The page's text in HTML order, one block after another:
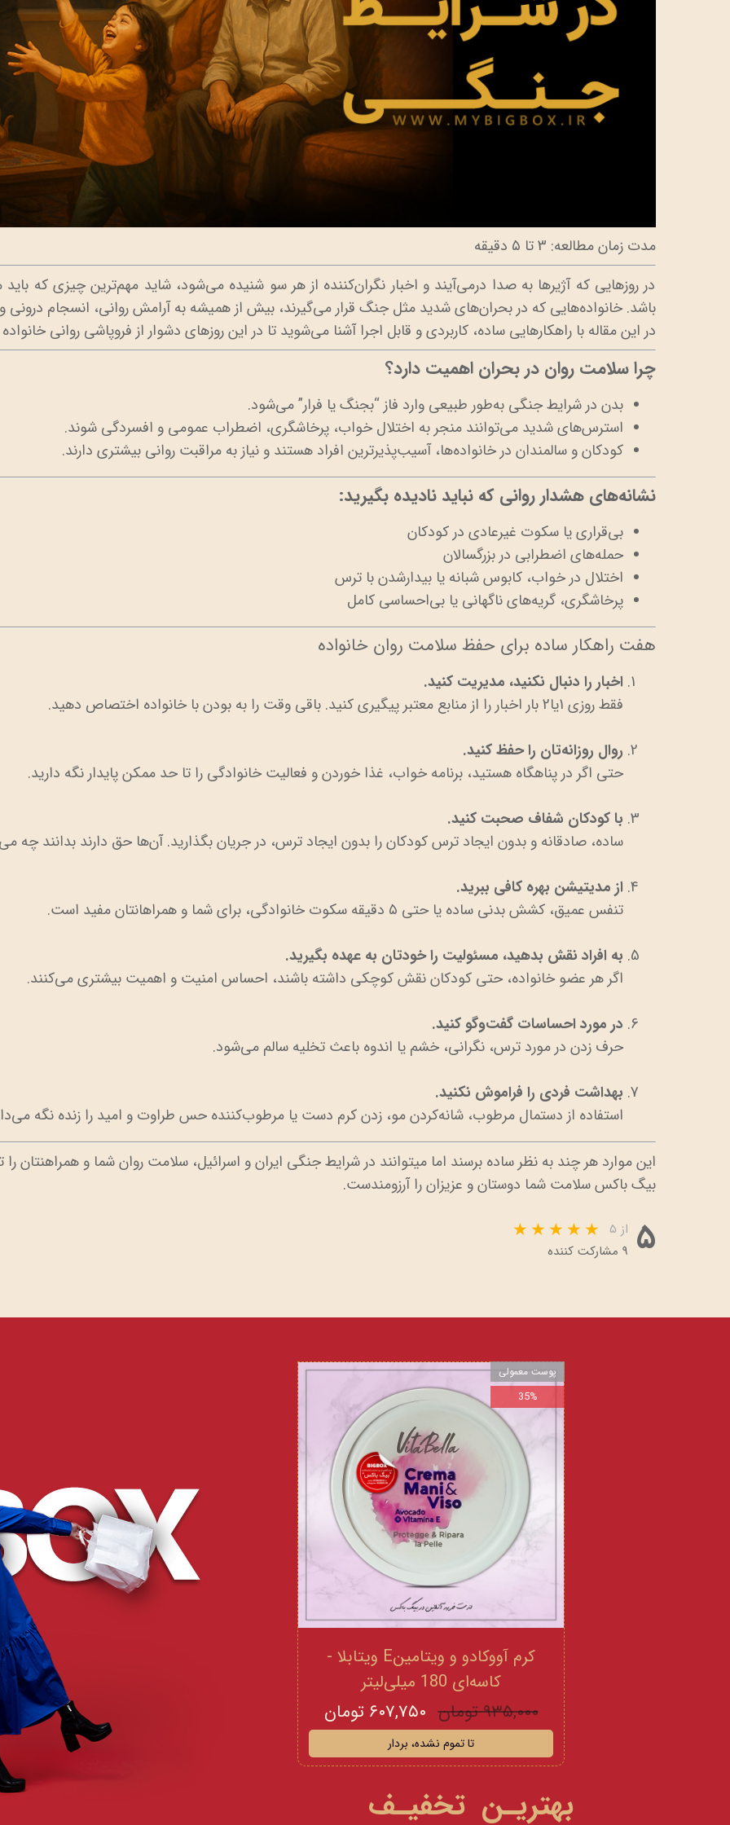
مدت زمان مطالعه: 3 تا ۵ دقیقه
در روزهایی که آژیرها به صدا درمی‌آیند و اخبار نگران‌کننده از هر سو شنیده می‌شود، شاید مهم‌ترین چیزی که
باشد. خانواده‌هایی که در بحران‌های شدید مثل جنگ قرار می‌گیرند، بیش از همیشه به آرامش روانی، انسجام درونی و
در این مقاله با راهکارهایی ساده، کاربردی و قابل اجرا آشنا می‌شوید تا در این روزهای دشوار از فروپاشی روانی
چرا سلامت روان در بحران اهمیت دارد؟
بدن در شرایط جنگی به‌طور طبیعی وارد فاز “بجنگ یا فرار” می‌شود.
استرس‌های شدید می‌توانند منجر به اختلال خواب، پرخاشگری، اضطراب عمومی و افسردگی شوند.
کودکان و سالمندان در خانواده‌ها، آسیب‌پذیرترین افراد هستند و نیاز به مراقبت روانی بیشتری دارند.
نشانه‌های هشدار روانی که نباید نادیده بگیرید:
بی‌قراری یا سکوت غیرعادی در کودکان
حمله‌های اضطرابی در بزرگسالان
اختلال در خواب، کابوس شبانه یا بیدارشدن با ترس
پرخاشگری، گریه‌های ناگهانی یا بی‌احساسی کامل
هفت راهکار ساده برای حفظ سلامت روان خانواده
اخبار را دنبال نکنید، مدیریت کنید.
فقط روزی 1یا2 بار اخبار را از منابع معتبر پیگیری کنید. باقی وقت را به بودن با خانواده اختصاص دهید.
روال روزانه‌تان را حفظ کنید.
حتی اگر در پناهگاه هستید، برنامه خواب، غذا خوردن و فعالیت خانوادگی را تا حد ممکن پایدار نگه دارید.
با کودکان شفاف صحبت کنید.
ساده، صادقانه و بدون ایجاد ترس کودکان را بدون ایجاد ترس، در جریان بگذارید. آن‌ها حق دارند بدانند چه
از مدیتیشن بهره کافی ببرید.
تنفس عمیق، کشش بدنی ساده یا حتی ۵ دقیقه سکوت خانوادگی، برای شما و همراهانتان مفید است.
به افراد نقش بدهید، مسئولیت را خودتان به عهده بگیرید.
اگر هر عضو خانواده، حتی کودکان نقش کوچکی داشته باشند، احساس امنیت و اهمیت بیشتری می‌کنند.
در مورد احساسات گفت‌وگو کنید.
حرف زدن در مورد ترس، نگرانی، خشم یا اندوه باعث تخلیه سالم می‌شود.
بهداشت فردی را فراموش نکنید.
استفاده از دستمال مرطوب، شانه‌کردن مو، زدن کرم دست یا مرطوب‌کننده حس طراوت و امید را زنده نگه
این موارد هر چند به نظر ساده برسند اما میتوانند در شرایط جنگی ایران و اسرائیل، سلامت روان شما و همراهنتان
بیگ باکس سلامت شما دوستان و عزیزان را آرزومندست.
۵ از ۵
۹ مشارکت کننده
بهتریـن تخفیـف
کرم آووکادو و ویتامینE ویتابلا -
کاسه‌ای 180 میلی‌لیتر
۹۳۵,۰۰۰ تومان ۶۰۷,۷۵۰ تومان
تا تموم نشده، بردار
پوست معمولی
35%